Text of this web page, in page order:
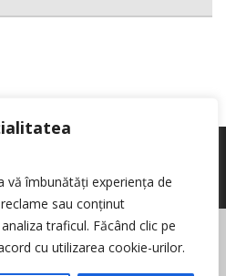
vă îmbunătăți experiența de
sau conținut
traficul. Făcând clic pe
cu utilizarea cookie-urilor.
Politica de cookie-
la prelucrarea de date personale